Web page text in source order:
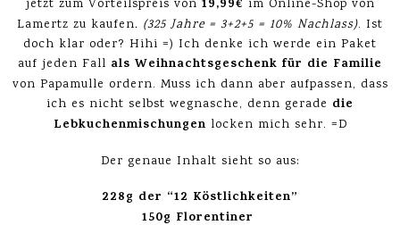
jetzt zum Vorteilspreis von 19,99€ im Online-Shop von
Lamertz zu kaufen. (325 Jahre = 3+2+5 = 10% Nachlass). Ist
doch klar oder? Hihi =) Ich denke ich werde ein Paket
auf jeden Fall als Weihnachtsgeschenk für die Familie
von Papamulle ordern. Muss ich dann aber aufpassen, dass
ich es nicht selbst wegnasche, denn gerade die
Lebkuchenmischungen locken mich sehr. =D
Der genaue Inhalt sieht so aus:
228g der “12 Köstlichkeiten”
150g Florentiner